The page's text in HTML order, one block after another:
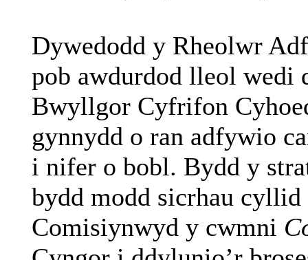
Dywedodd y Rheolwr
pob awdurdod lleol wedi
Bwyllgor Cyfrifon
gynnydd o ran adfywio
i nifer o bobl. Bydd y
bydd modd sicrhau
Comisiynwyd y cwmni